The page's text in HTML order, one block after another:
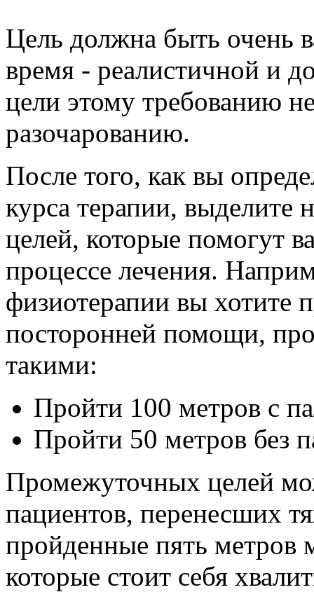
Цель должна быть очень
время - реалистичной и
цели этому требованию
разочарованию.
После того, как вы
курса терапии, выделите
целей, которые помогут
процессе лечения.
физиотерапии вы хотите
посторонней помощи,
такими:
Пройти 100 метров с
Пройти 50 метров без
Промежуточных целей
пациентов, перенесших
пройденные пять метров
которые стоит себя